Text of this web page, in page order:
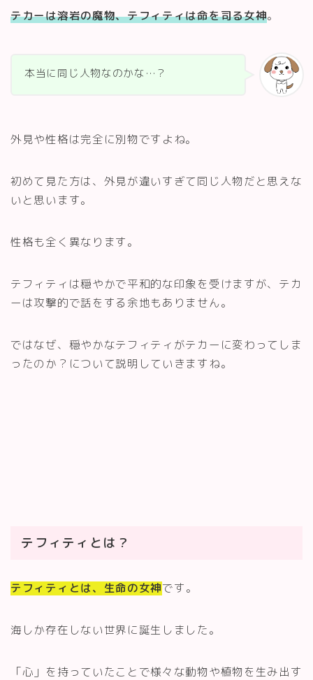
テカーは溶岩の魔物、テフィティは命を司る女神。
本当に同じ人物なのかな…？
外見や性格は完全に別物ですよね。
初めて見た方は、外見が違いすぎて同じ人物だと思えな
いと思います。
性格も全く異なります。
テフィティは穏やかで平和的な印象を受けますが、テカ
ーは攻撃的で話をする余地もありません。
ではなぜ、穏やかなテフィティがテカーに変わってしま
ったのか？について説明していきますね。
テフィティとは？
テフィティとは、生命の女神です。
海しか存在しない世界に誕生しました。
「心」を持っていたことで様々な動物や植物を生み出す